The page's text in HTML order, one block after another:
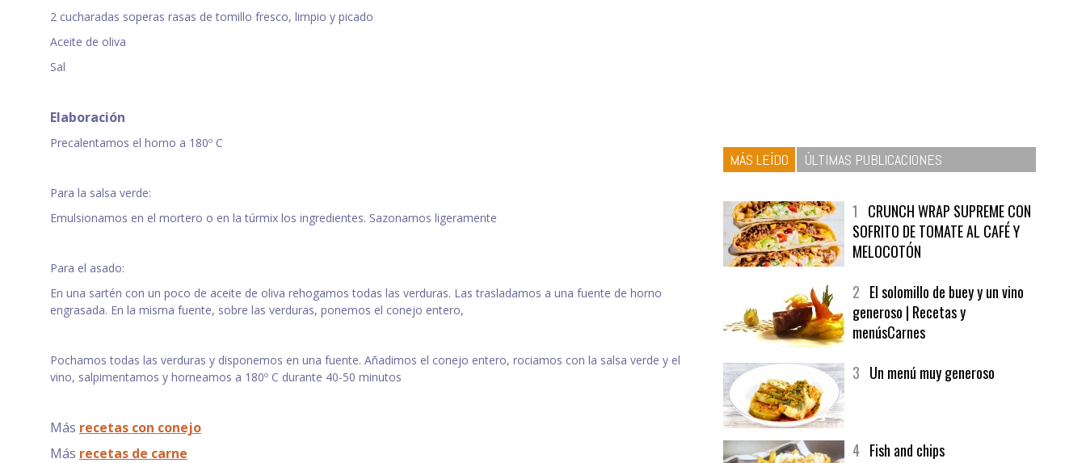
2 cucharadas soperas rasas de tomillo fresco, limpio y picado
Aceite de oliva
Sal
Elaboración
Precalentamos el horno a 180º C
Para la salsa verde:
Emulsionamos en el mortero o en la túrmix los ingredientes. Sazonamos ligeramente
Para el asado:
En una sartén con un poco de aceite de oliva rehogamos todas las verduras. Las trasladamos a una fuente de horno
engrasada. En la misma fuente, sobre las verduras, ponemos el conejo entero,
Pochamos todas las verduras y disponemos en una fuente. Añadimos el conejo entero, rociamos con la salsa verde y el
vino, salpimentamos y horneamos a 180º C durante 40-50 minutos
Más recetas con conejo
Más recetas de carne
MÁS LEÍDO ÚLTIMAS PUBLICACIONES
SOFRITO DE TOMATE AL CAFÉ Y
MELOCOTÓN
generoso | Recetas y